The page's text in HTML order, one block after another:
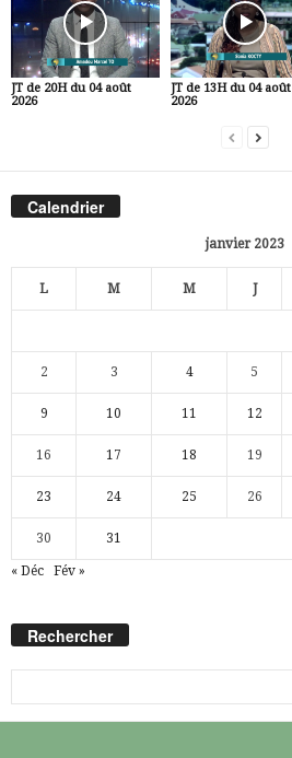
JT de 20H du 04 août
2026
JT de 13H du 04 août
2026
Calendrier
janvier 2023
L M M J
2 3 4 5
9 10 11 12
16 17 18 19
23 24 25 26
30 31
« Déc Fév »
Rechercher